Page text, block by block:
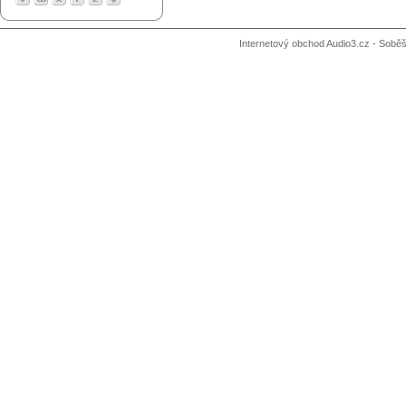
Internetový obchod Audio3.cz -